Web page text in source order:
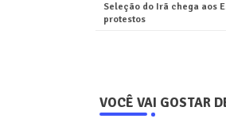
Seleção do Irã chega aos
protestos
VOCÊ VAI GOSTAR